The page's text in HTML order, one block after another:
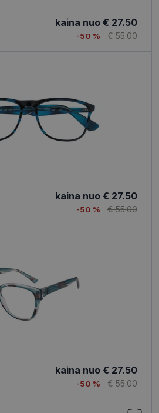
kaina nuo € 27.50
-50 % € 55.00
kaina nuo € 27.50
-50 % € 55.00
kaina nuo € 27.50
-50 % € 55.00